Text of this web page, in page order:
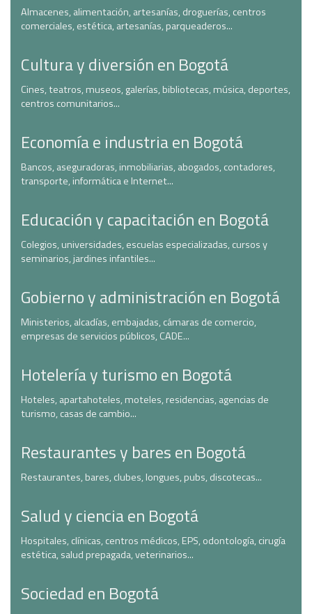
Almacenes, alimentación, artesanías, droguerías, centros
comerciales, estética, artesanías, parqueaderos...
Cultura y diversión en Bogotá
Cines, teatros, museos, galerías, bibliotecas, música, deportes,
centros comunitarios...
Economía e industria en Bogotá
Bancos, aseguradoras, inmobiliarias, abogados, contadores,
transporte, informática e Internet...
Educación y capacitación en Bogotá
Colegios, universidades, escuelas especializadas, cursos y
seminarios, jardines infantiles...
Gobierno y administración en Bogotá
Ministerios, alcadías, embajadas, cámaras de comercio,
empresas de servicios públicos, CADE...
Hotelería y turismo en Bogotá
Hoteles, apartahoteles, moteles, residencias, agencias de
turismo, casas de cambio...
Restaurantes y bares en Bogotá
Restaurantes, bares, clubes, longues, pubs, discotecas...
Salud y ciencia en Bogotá
Hospitales, clínicas, centros médicos, EPS, odontología, cirugía
estética, salud prepagada, veterinarios...
Sociedad en Bogotá